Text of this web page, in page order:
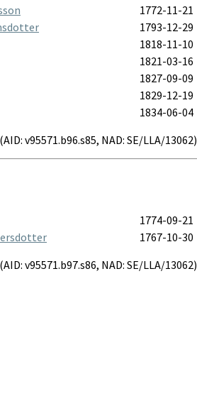
1772-11-21
1793-12-29
1818-11-10
1821-03-16
1827-09-09
1829-12-19
1834-06-04
v95571.b96.s85, NAD: SE/LLA/13062)
1774-09-21
1767-10-30
v95571.b97.s86, NAD: SE/LLA/13062)